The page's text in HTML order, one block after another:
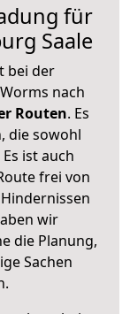
für
Saale
bei der
nach
Routen. Es
die sowohl
ist auch
frei von
wir
die Planung,
Sachen